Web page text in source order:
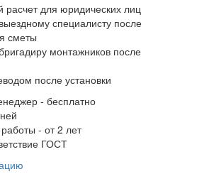
расчет для юридических лиц
специалисту после
сметы
монтажников после
после установки
- бесплатно
- от 2 лет
ГОСТ